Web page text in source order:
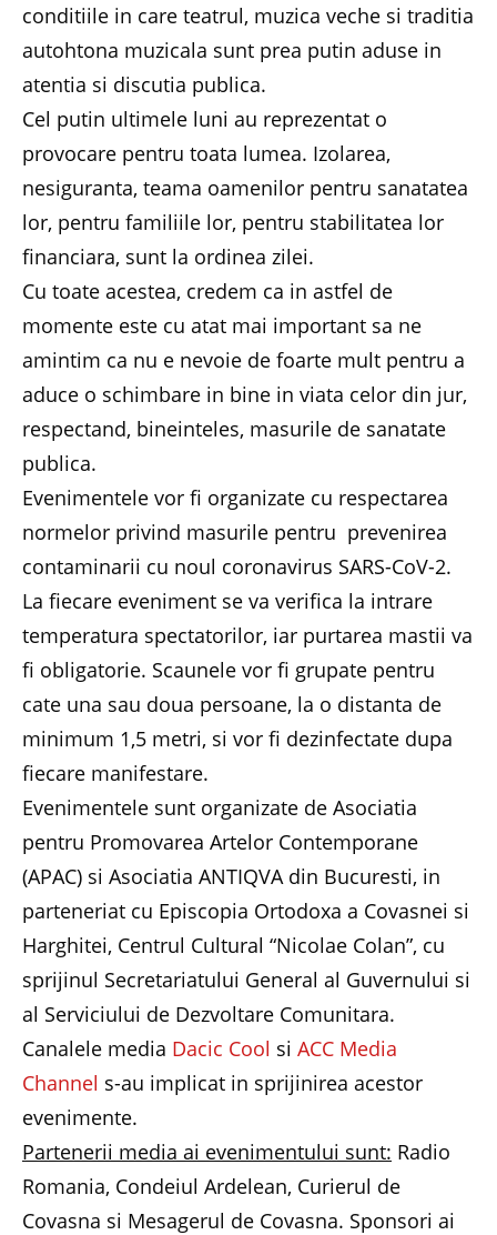
conditiile in care teatrul, muzica veche si traditia
autohtona muzicala sunt prea putin aduse in
atentia si discutia publica.
Cel putin ultimele luni au reprezentat o
provocare pentru toata lumea. Izolarea,
nesiguranta, teama oamenilor pentru sanatatea
lor, pentru familiile lor, pentru stabilitatea lor
financiara, sunt la ordinea zilei.
Cu toate acestea, credem ca in astfel de
momente este cu atat mai important sa ne
amintim ca nu e nevoie de foarte mult pentru a
aduce o schimbare in bine in viata celor din jur,
respectand, bineinteles, masurile de sanatate
publica.
Evenimentele vor fi organizate cu respectarea
normelor privind masurile pentru prevenirea
contaminarii cu noul coronavirus SARS-CoV-2.
La fiecare eveniment se va verifica la intrare
temperatura spectatorilor, iar purtarea mastii va
fi obligatorie. Scaunele vor fi grupate pentru
cate una sau doua persoane, la o distanta de
minimum 1,5 metri, si vor fi dezinfectate dupa
fiecare manifestare.
Evenimentele sunt organizate de Asociatia
pentru Promovarea Artelor Contemporane
(APAC) si Asociatia ANTIQVA din Bucuresti, in
parteneriat cu Episcopia Ortodoxa a Covasnei si
Harghitei, Centrul Cultural “Nicolae Colan”, cu
sprijinul Secretariatului General al Guvernului si
al Serviciului de Dezvoltare Comunitara.
Canalele media Dacic Cool si ACC Media
Channel s-au implicat in sprijinirea acestor
evenimente.
Partenerii media ai evenimentului sunt: Radio
Romania, Condeiul Ardelean, Curierul de
Covasna si Mesagerul de Covasna. Sponsori ai